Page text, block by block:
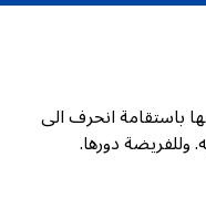
باستقامة انحرف الى
وللفريضة دورها.